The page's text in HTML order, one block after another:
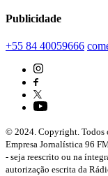
Publicidade
+55 84 40059666
© 2024. Copyright. Todos
Empresa Jornalística 96
- seja reescrito ou na
autorização escrita da